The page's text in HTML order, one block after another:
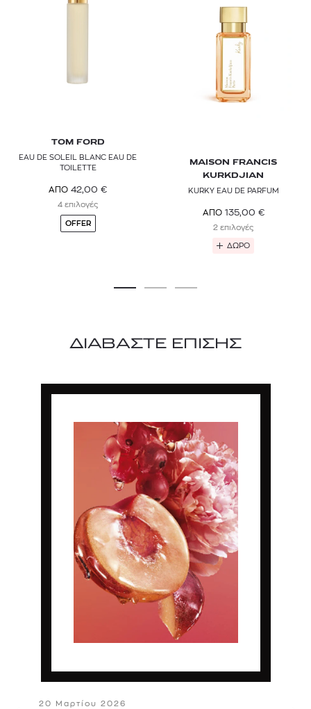
TOM FORD
EAU DE SOLEIL BLANC EAU DE
TOILETTE
ΑΠΟ 42,00 €
4 επιλογές
OFFER
MAISON FRANCIS
KURKDJIAN
KURKY EAU DE PARFUM
ΑΠΟ 135,00 €
2 επιλογές
ΔΩΡΟ
ΔΙΑΒΑΣΤΕ ΕΠΙΣΗΣ
20 Μαρτίου 2026